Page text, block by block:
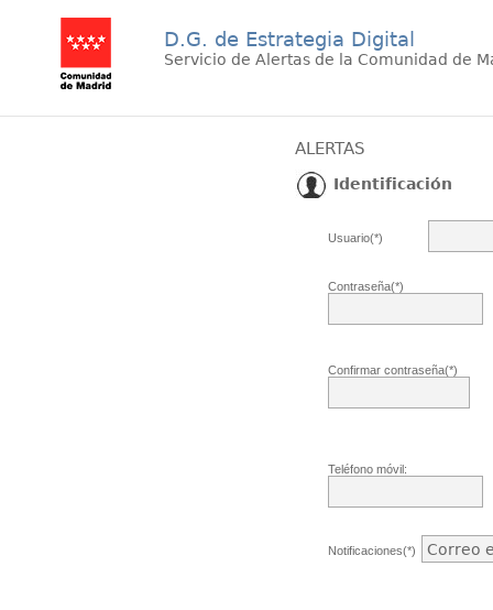
D.G. de Estrategia Digital
Servicio de Alertas de la Comunidad de
ALERTAS
Identificación
Usuario(*)
Contraseña(*)
Confirmar contraseña(*)
Teléfono móvil:
Notificaciones(*)